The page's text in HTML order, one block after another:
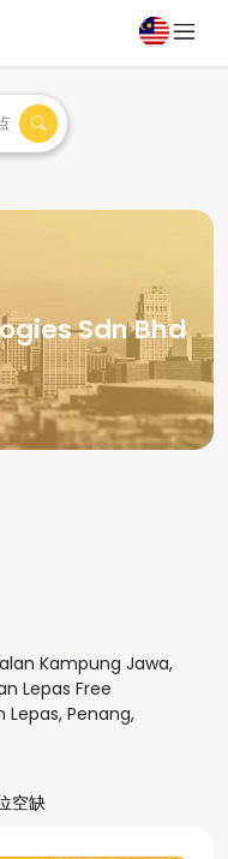
Sdn Bhd
Kampung Jawa,
Lepas Free
Lepas, Penang,
空缺